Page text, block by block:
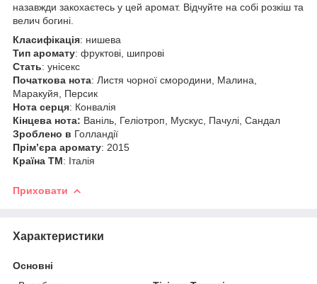
назавжди закохаєтесь у цей аромат. Відчуйте на собі розкіш та
велич богині.
Класифікація: нишева
Тип аромату: фруктові, шипрові
Стать: унісекс
Початкова нота: Листя чорної смородини, Малина,
Маракуйя, Персик
Нота серця: Конвалія
Кінцева нота: Ваніль, Геліотроп, Мускус, Пачулі, Сандал
Зроблено в Голландії
Прім’єра аромату: 2015
Країна ТМ: Італія
Приховати
Характеристики
Основні